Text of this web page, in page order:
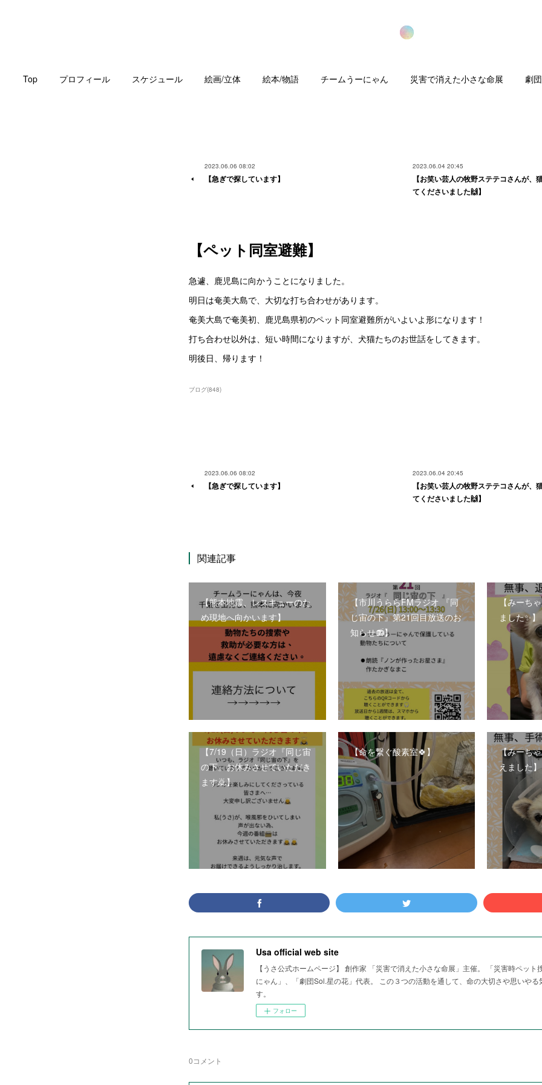
Top プロフィール スケジュール 絵画/立体 絵本/物語 チームうーにゃん 災害で消えた小さな命展 劇
2023.06.06 08:02
【急ぎで探しています】
2023.06.04 20:45
【お笑い芸人の牧野ステテコさんが、
てくださいました🙌】
【ペット同室避難】
急遽、鹿児島に向かうことになりました。
明日は奄美大島で、大切な打ち合わせがあります。
奄美大島で奄美初、鹿児島県初のペット同室避難所がいよいよ形になります！
打ち合わせ以外は、短い時間になりますが、犬猫たちのお世話をしてきます。
明後日、帰ります！
ブログ(848)
2023.06.06 08:02
【急ぎで探しています】
2023.06.04 20:45
【お笑い芸人の牧野ステテコさんが、
てくださいました🙌】
関連記事
【熊本地震、レスキューのた
め現地へ向かいます】
【市川うららFMラジオ 『同
じ宙の下』第21回目放送のお
知らせ📻】
【みーち
ました✨】
【7/19（日）ラジオ『同じ宙
の下』お休みさせていただき
ます🙇】
【命を繋ぐ酸素室🍀】
【みーち
えました】
Usa official web site
【うさ公式ホームページ】 創作家 「災害で消えた小さな命展」主催。 「災害時ペット
にゃん」、「劇団Sol.星の花」代表。 この３つの活動を通して、命の大切さや思いやる
す。
フォロー
0コメント